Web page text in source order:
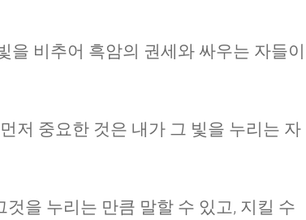
을 비추어 흑암의 권세와 싸우는 자들이
저 중요한 것은 내가 그 빛을 누리는 자
을 누리는 만큼 말할 수 있고, 지킬 수
07/19/2026